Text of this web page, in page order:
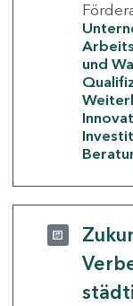
und